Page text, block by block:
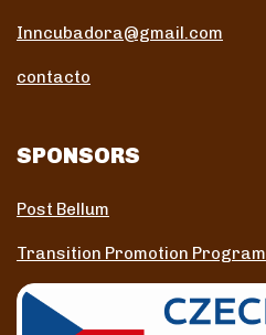
Inncubadora@gmail.com
contacto
SPONSORS
Post Bellum
Transition Promotion Program